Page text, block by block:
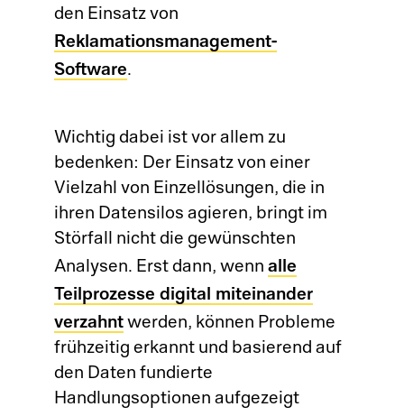
den Einsatz von
Reklamationsmanagement-
Software.
Wichtig dabei ist vor allem zu
bedenken: Der Einsatz von einer
Vielzahl von Einzellösungen, die in
ihren Datensilos agieren, bringt im
Störfall nicht die gewünschten
Analysen. Erst dann, wenn alle
Teilprozesse digital miteinander
verzahntwerden, können Probleme
frühzeitig erkannt und basierend auf
den Daten fundierte
Handlungsoptionen aufgezeigt